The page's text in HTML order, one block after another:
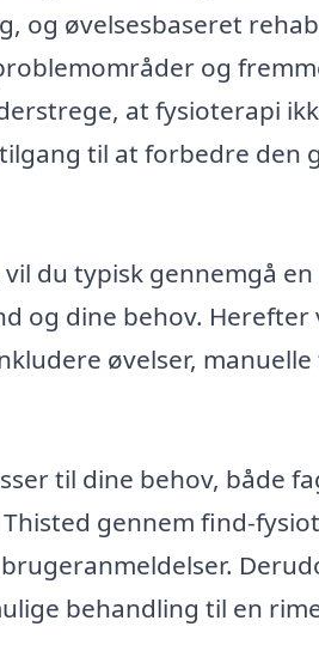
og øvelsesbaseret
og
at fysioterapi
til at forbedre den
du typisk gennemgå
og dine behov. Herefter
øvelser,
til dine behov, både
gennem find-
behandling til en